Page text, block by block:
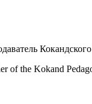
of the Kokand